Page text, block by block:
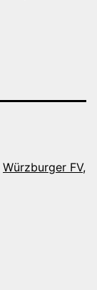
Würzburger FV,